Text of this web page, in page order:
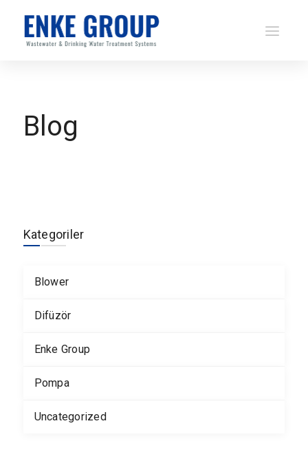
Blog
Kategoriler
Blower
Difüzör
Enke Group
Pompa
Uncategorized